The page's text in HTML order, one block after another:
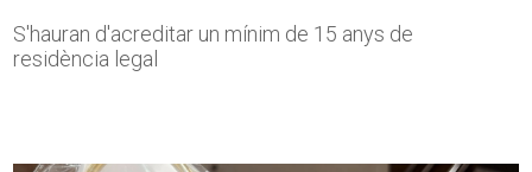
S'hauran d'acreditar un mínim de 15 anys de
residència legal